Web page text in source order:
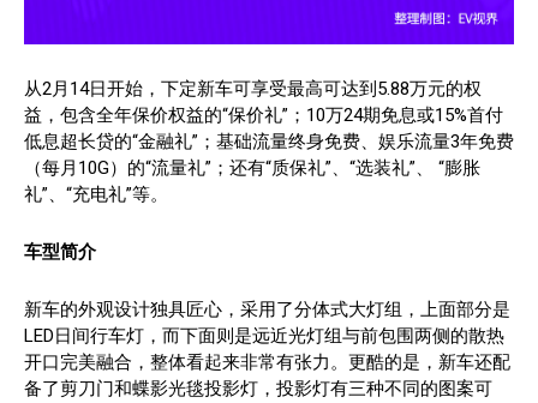
从2月14日开始，下定新车可享受最高可达到5.88万元的权
益，包含全年保价权益的“保价礼”；10万24期免息或15%首付
低息超长贷的“金融礼”；基础流量终身免费、娱乐流量3年免费
（每月10G）的“流量礼”；还有“质保礼”、“选装礼”、 “膨胀
礼”、“充电礼”等。
车型简介
新车的外观设计独具匠心，采用了分体式大灯组，上面部分是
LED日间行车灯，而下面则是远近光灯组与前包围两侧的散热
开口完美融合，整体看起来非常有张力。更酷的是，新车还配
备了剪刀门和蝶影光毯投影灯，投影灯有三种不同的图案可